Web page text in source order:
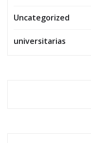
Uncategorized
universitarias